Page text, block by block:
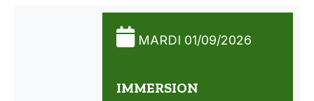
MARDI 01/09/2026
IMMERSION